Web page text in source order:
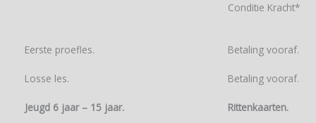
Conditie Kracht*
Eerste proefles. Betaling vooraf.
Losse les. Betaling vooraf.
Jeugd 6 jaar – 15 jaar. Rittenkaarten.